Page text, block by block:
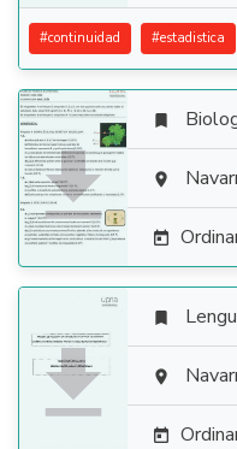
#continuidad #estadistica







